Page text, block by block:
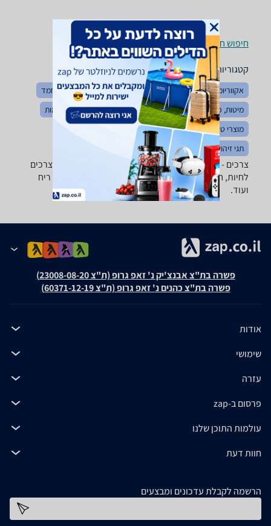
חיפוש חנויות צרכים לפי עיר
קטגוריות משלימות
אקווריומים ואביזרים מזון דגים וציפורים
חטיפים לחיות מחמד
מיטות, כלובים ומלונות
בגדים לחיות
רצועות, קולרים ורתמות
מוצרי טיפוח לחיות
מזון כלבים וחתולים
תגי זיהוי לחיות מחמד
צרכים - ‏Euro Kitty ‏Malinua-Pet מבחר גדול של ארגזי צרכים
לחיות, חול מתגבש, קריסטלים, כפות ניקוי, מוצרי נטרול ריח
ועוד.
פשרה בת"צ אבנצ'יק נ' זאפ גרופ (ת"צ 23008-08-20)
פשרה בת"צ כהנים נ' זאפ גרופ (ת"צ 60371-12-19)
אודות
שימושי
עזרה
פרסום ב-zap
עולמות התוכן שלנו
חוות דעת
הרשמה לקבלת עדכונים ומבצעים